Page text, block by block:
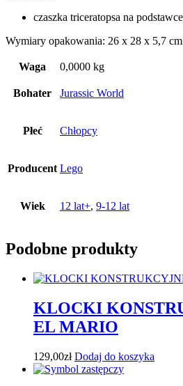
czaszka triceratopsa na
Wymiary opakowania: 26 x 28 x 5,7 cm
Waga 0,0000 kg
Bohater Jurassic World
Płeć Chłopcy
Producent Lego
Wiek 12 lat+, 9-12 lat
Podobne produkty
KLOCKI
EL MARIO
129,00zł Dodaj do koszyka